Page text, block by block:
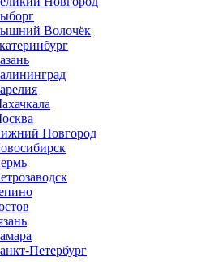
Волочёк
Новгород
Петербург